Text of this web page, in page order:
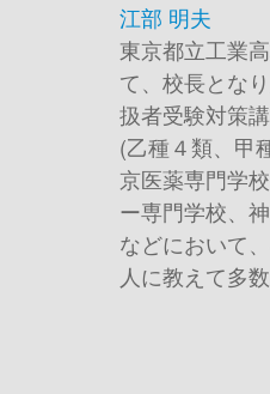
江部 明夫
東京都立工業
て、校長とな
扱者受験対策
(乙種４類、甲
京医薬専門学
ー専門学校、
などにおいて
人に教えて多